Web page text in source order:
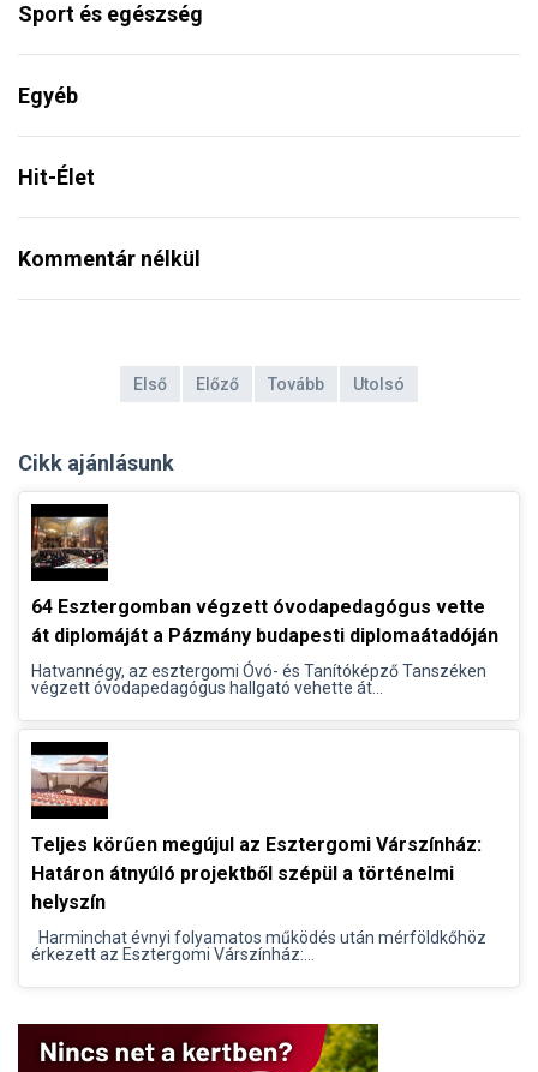
Sport és egészség
Egyéb
Hit-Élet
Kommentár nélkül
Első Előző Tovább Utolsó
Cikk ajánlásunk
64 Esztergomban végzett óvodapedagógus vette
át diplomáját a Pázmány budapesti diplomaátadóján
Hatvannégy, az esztergomi Óvó- és Tanítóképző Tanszéken
végzett óvodapedagógus hallgató vehette át...
Teljes körűen megújul az Esztergomi Várszínház:
Határon átnyúló projektből szépül a történelmi
helyszín
Harminchat évnyi folyamatos működés után mérföldkőhöz
érkezett az Esztergomi Várszínház:...